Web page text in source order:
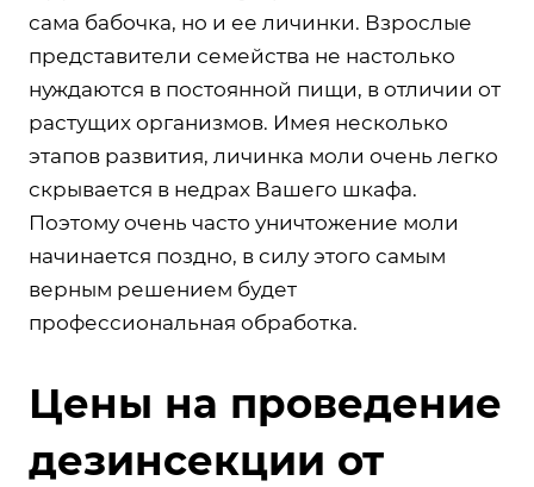
сама бабочка, но и ее личинки. Взрослые
представители семейства не настолько
нуждаются в постоянной пищи, в отличии от
растущих организмов. Имея несколько
этапов развития, личинка моли очень легко
скрывается в недрах Вашего шкафа.
Поэтому очень часто уничтожение моли
начинается поздно, в силу этого самым
верным решением будет
профессиональная обработка.
Цены на проведение
дезинсекции от